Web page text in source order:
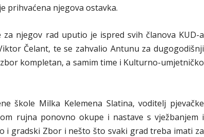
prihvaćena njegova ostavka.
njegov rad uputio je ispred svih članova KUD-a
Čelant, te se zahvalio Antunu za dugogodišnji
kompletan, a samim time i Kulturno-umjetničko
škole Milka Kelemena Slatina, voditelj pjevačke
rujna ponovno okupe i nastave s vježbanjem i
i gradski Zbor i nešto što svaki grad treba imati za